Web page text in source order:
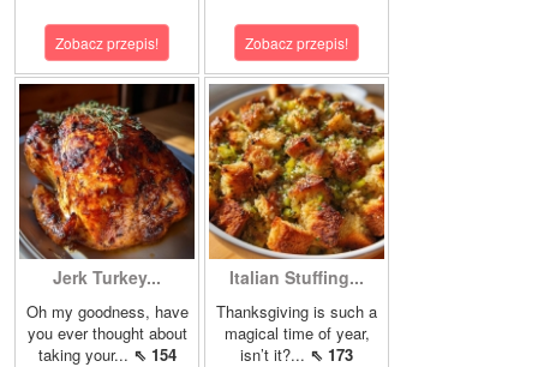
Zobacz przepis! Zobacz przepis!
Jerk Turkey...
Oh my goodness, have
you ever thought about
taking your... ⇖ 154
Italian Stuffing...
Thanksgiving is such a
magical time of year,
isn’t it?... ⇖ 173